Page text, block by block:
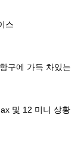
스
구에 가득 차있는
및 12 미니 상황